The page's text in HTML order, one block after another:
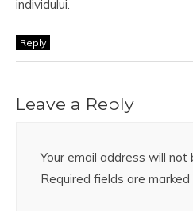
individului.
Reply
Leave a Reply
Your email address will not
Required fields are marked